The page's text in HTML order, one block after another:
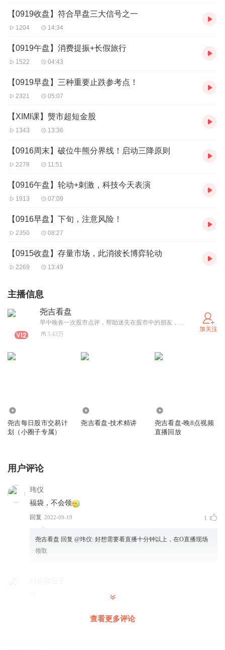
【0919收盘】符合早盘三大信号之一
1204 14:34
【0919午盘】消费提振+长假旅行
1522 04:43
【0919早盘】三种重要止跌参考点！
2321 05:07
【XIMI课】熋市超短金股
1343 13:36
【0916周末】破位牛熊分界线！启动三降原则
2278 11:51
【0916午盘】轮动+刺激，科技今天表演
1913 07:09
【0916早盘】下旬，注意风险！
2350 08:27
【0915收盘】存量市场，此消彼长博弈轮动
2269 13:49
主播信息
尧吉看盘
早中晚各一次股市点评，帮助迷失在股市中的朋友，接引指路，脱离苦海，走向光明。投资有风险，入市需谨慎。
3.43万
加关注
尧吉每日股市交易计
划（小圈子专属）
尧吉看盘-技术精讲
尧吉看盘-晚8点视频
直播回放
用户评论
玮仪
福袋，不会领
回复 2022-09-19 1
尧吉看盘 回复 @玮仪: 好想需要看直播十分钟以上，在O直播现场
领取
查看更多评论